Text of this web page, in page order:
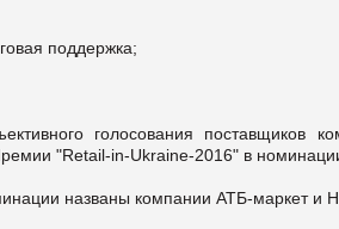
поддержка;
голосования поставщиков
"Retail-in-Ukraine-2016" в
названы компании АТБ-маркет и